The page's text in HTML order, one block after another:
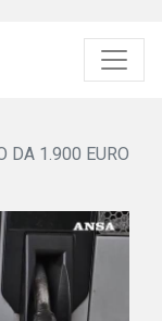
DA 1.900 EURO